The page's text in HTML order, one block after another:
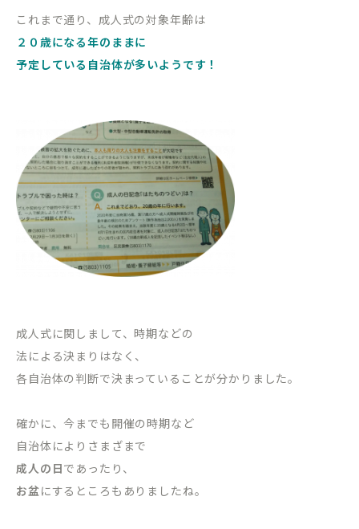
これまで通り、成人式の対象年齢は
２０歳になる年のままに
予定している自治体が多いようです！
成人式に関しまして、時期などの
法による決まりはなく、
各自治体の判断で決まっていることが分かりました。
確かに、今までも開催の時期など
自治体によりさまざまで
成人の日であったり、
お盆にするところもありましたね。